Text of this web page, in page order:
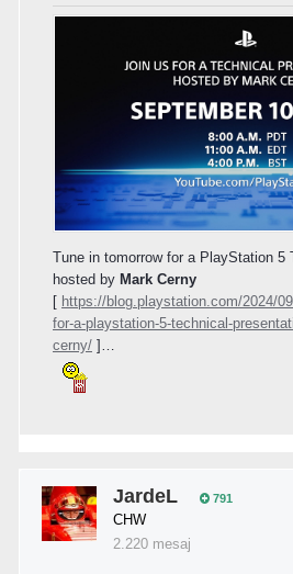
Tune in tomorrow for a PlayStation 5
hosted by Mark Cerny
[ https://blog.playstation.com/2024/
for-a-playstation-5-technical-
cerny/ ]…
JardeL 791
CHW
2.220 mesaj